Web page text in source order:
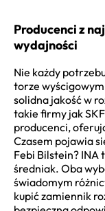
Producenci z
wydajności
Nie każdy
torze
solidna jakość w
takie firmy jak
producenci,
Czasem pojawia
Febi Bilstein? INA
średniak. Oba
świadomym
kupić zamiennik